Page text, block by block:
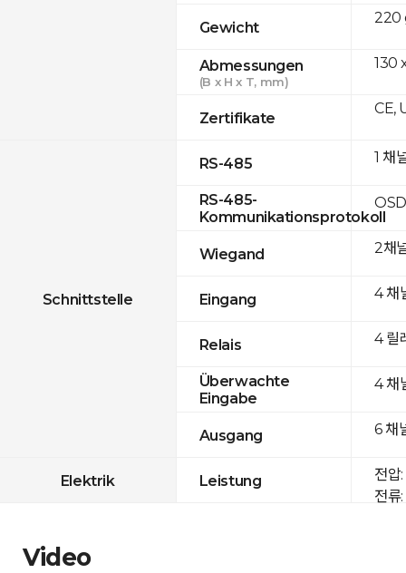
Gewicht
Abmessungen
(B x H x T, mm)
Zertifikate
Schnittstelle
RS-485
RS-485-
Kommunikationsprotokoll
Wiegand
Eingang
Relais
Überwachte
Eingabe
Ausgang
Elektrik Leistung
220
130
CE,
1 채
2채
4 채
4 릴
4 채
6 채
전압
전류
Video